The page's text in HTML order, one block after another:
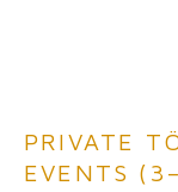
PRIVATE
EVENTS